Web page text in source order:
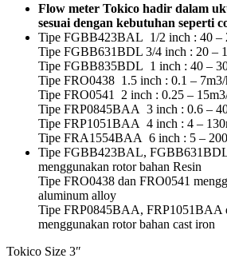
Flow meter Tokico hadir dalam
sesuai dengan kebutuhan seperti
Tipe FGBB423BAL 1/2 inch : 40 –
Tipe FGBB631BDL 3/4 inch : 20 –
Tipe FGBB835BDL 1 inch : 40 –
Tipe FRO0438 1.5 inch : 0.1 – 7m3/
Tipe FRO0541 2 inch : 0.25 –
Tipe FRP0845BAA 3 inch : 0.6 –
Tipe FRP1051BAA 4 inch : 4 –
Tipe FRA1554BAA 6 inch : 5 –
Tipe FGBB423BAL,
menggunakan rotor bahan Resin
Tipe FRO0438 dan FRO0541
aluminum alloy
Tipe FRP0845BAA, FRP1051BAA
menggunakan rotor bahan cast iron
Tokico Size 3″